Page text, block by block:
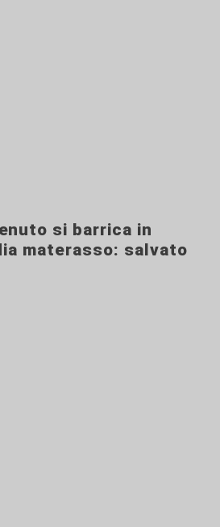
si barrica in
materasso: salvato